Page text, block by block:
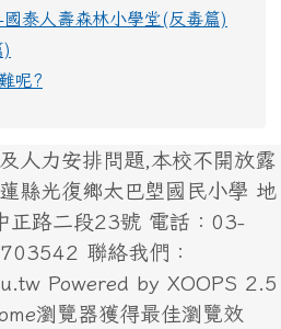
泰人壽森林小學堂(反毒篇)
)
呢?
人力安排問題,本校不開放露
縣光復鄉太巴塱國民小學 地
正路二段23號 電話：03-
聯絡我們：
Powered by XOOPS 2.5
瀏覽器獲得最佳瀏覽效